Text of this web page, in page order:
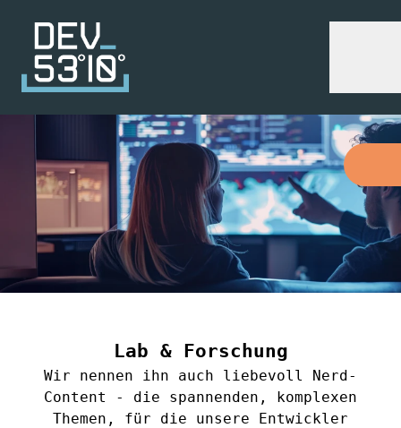
Lab & Forschung
Wir nennen ihn auch liebevoll Nerd-
Content - die spannenden, komplexen
Themen, für die unsere Entwickler